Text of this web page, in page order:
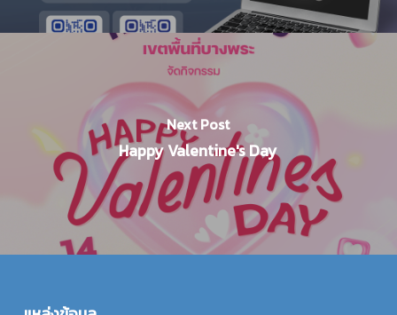
Next Post
Happy Valentine's Day